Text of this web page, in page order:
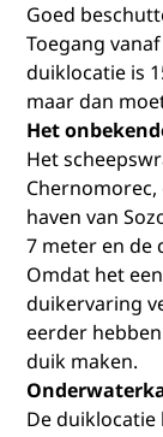
Goed
Toegang
duiklocatie is
maar dan
Het
Het
haven van
7 meter en de
Omdat het
duikervaring
eerder
duik maken.
De